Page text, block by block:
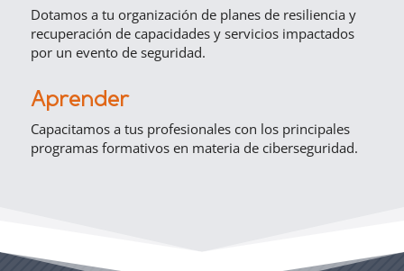
Dotamos a tu organización de planes de resiliencia y
recuperación de capacidades y servicios impactados
por un evento de seguridad.
Aprender
Capacitamos a tus profesionales con los principales
programas formativos en materia de ciberseguridad.